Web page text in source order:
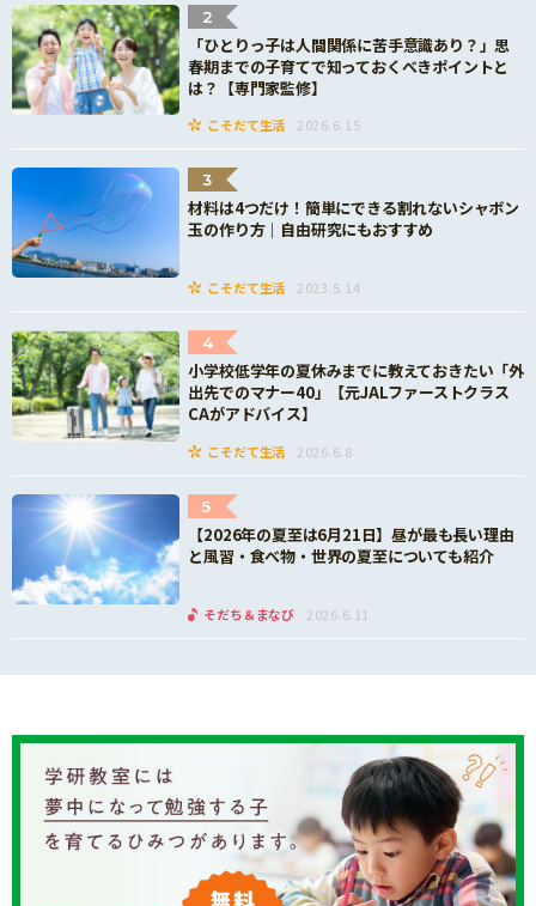
2
「ひとりっ子は人間関係に苦手意識あり？」思
春期までの子育てで知っておくべきポイントと
は？【専門家監修】
こそだて生活 2026.6.15
3
材料は4つだけ！簡単にできる割れないシャボン
玉の作り方｜自由研究にもおすすめ
こそだて生活 2023.5.14
4
小学校低学年の夏休みまでに教えておきたい「外
出先でのマナー40」【元JALファーストクラス
CAがアドバイス】
こそだて生活 2026.6.8
5
【2026年の夏至は6月21日】昼が最も長い理由
と風習・食べ物・世界の夏至についても紹介
そだち＆まなび 2026.6.11